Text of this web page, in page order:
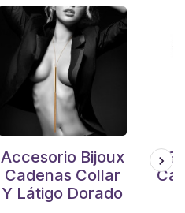
Accesorio Bijoux
Cadenas Collar
Y Látigo Dorado